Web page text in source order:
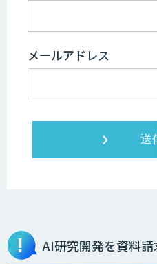
メールアドレス
AI研究開発を資料請